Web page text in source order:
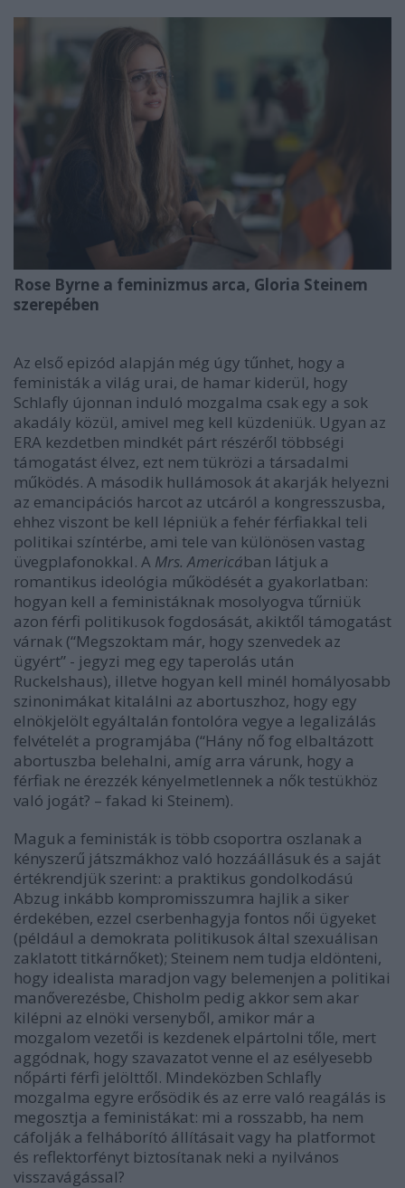
Rose Byrne a feminizmus arca, Gloria Steinem
szerepében
Az első epizód alapján még úgy tűnhet, hogy a
feministák a világ urai, de hamar kiderül, hogy
Schlafly újonnan induló mozgalma csak egy a sok
akadály közül, amivel meg kell küzdeniük. Ugyan az
ERA kezdetben mindkét párt részéről többségi
támogatást élvez, ezt nem tükrözi a társadalmi
működés. A második hullámosok át akarják helyezni
az emancipációs harcot az utcáról a kongresszusba,
ehhez viszont be kell lépniük a fehér férfiakkal teli
politikai színtérbe, ami tele van különösen vastag
üvegplafonokkal. A Mrs. Americában látjuk a
romantikus ideológia működését a gyakorlatban:
hogyan kell a feministáknak mosolyogva tűrniük
azon férfi politikusok fogdosását, akiktől támogatást
várnak (“Megszoktam már, hogy szenvedek az
ügyért” - jegyzi meg egy taperolás után
Ruckelshaus), illetve hogyan kell minél homályosabb
szinonimákat kitalálni az abortuszhoz, hogy egy
elnökjelölt egyáltalán fontolóra vegye a legalizálás
felvételét a programjába (“Hány nő fog elbaltázott
abortuszba belehalni, amíg arra várunk, hogy a
férfiak ne érezzék kényelmetlennek a nők testükhöz
való jogát? – fakad ki Steinem).
Maguk a feministák is több csoportra oszlanak a
kényszerű játszmákhoz való hozzáállásuk és a saját
értékrendjük szerint: a praktikus gondolkodású
Abzug inkább kompromisszumra hajlik a siker
érdekében, ezzel cserbenhagyja fontos női ügyeket
(például a demokrata politikusok által szexuálisan
zaklatott titkárnőket); Steinem nem tudja eldönteni,
hogy idealista maradjon vagy belemenjen a politikai
manőverezésbe, Chisholm pedig akkor sem akar
kilépni az elnöki versenyből, amikor már a
mozgalom vezetői is kezdenek elpártolni tőle, mert
aggódnak, hogy szavazatot venne el az esélyesebb
nőpárti férfi jelölttől. Mindeközben Schlafly
mozgalma egyre erősödik és az erre való reagálás is
megosztja a feministákat: mi a rosszabb, ha nem
cáfolják a felháborító állításait vagy ha platformot
és reflektorfényt biztosítanak neki a nyilvános
visszavágással?